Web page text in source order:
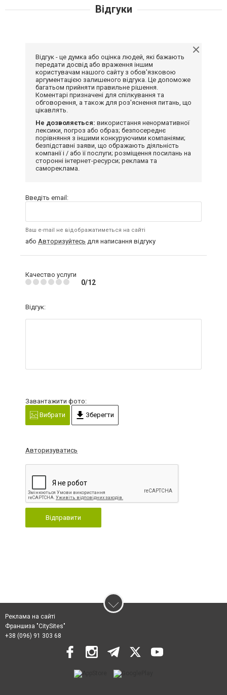
Відгуки
Відгук - це думка або оцінка людей, які бажають
передати досвід або враження іншим
користувачам нашого сайту з обов'язковою
аргументацією залишеного відгука. Це допоможе
багатьом прийняти правильне рішення.
Коментарі призначені для спілкування та
обговорення, а також для роз'яснення питань, що
цікавлять.
Не дозволяється: використання ненормативної
лексики, погроз або образ; безпосереднє
порівняння з іншими конкуруючими компаніями;
безпідставні заяви, що ображають діяльність
компанії і / або її послуги; розміщення посилань на
сторонні інтернет-ресурси; реклама та
самореклама.
Введіть email:
Ваш e-mail не відображатиметься на сайті
або Авторизуйтесь для написання відгуку
Качество услуги
0/12
Відгук:
Завантажити фото:
Вибрати
Зберегти
Авторизуватись
Відправити
Реклама на сайті
Франшиза "CitySites"
+38 (096) 91 303 68